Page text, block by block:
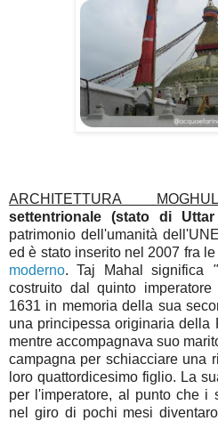
ARCHITETTURA
settentrionale (stato di Uttar
patrimonio dell'umanità
ed è stato inserito nel 2007 fra
moderno. Taj Mahal significa
costruito dal quinto
1631 in memoria della sua
una principessa originaria della
mentre accompagnava suo
campagna per schiacciare una
loro quattordicesimo figlio. La
per l'imperatore, al punto che i
nel giro di pochi mesi